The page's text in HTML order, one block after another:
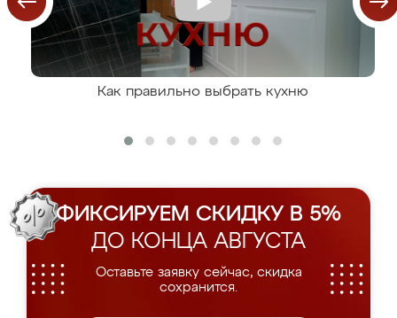
Как правильно выбрать кухню
ФИКСИРУЕМ СКИДКУ В 5%
ДО КОНЦА АВГУСТА
Оставьте заявку сейчас, скидка
сохранится.